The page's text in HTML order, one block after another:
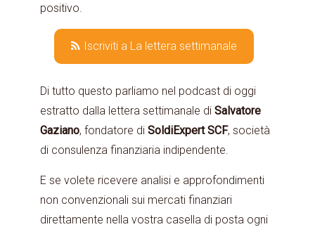
positivo.
Iscriviti a La lettera settimanale
Di tutto questo parliamo nel podcast di oggi
estratto dalla lettera settimanale di Salvatore
Gaziano, fondatore di SoldiExpert SCF, società
di consulenza finanziaria indipendente.
E se volete ricevere analisi e approfondimenti
non convenzionali sui mercati finanziari
direttamente nella vostra casella di posta ogni